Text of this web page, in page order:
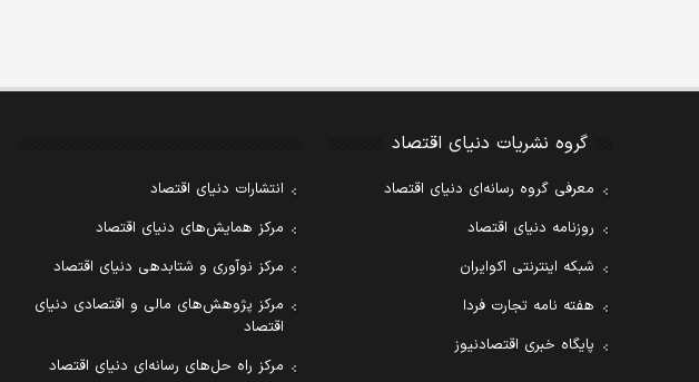
گروه نشریات دنیای اقتصاد
معرفی گروه رسانه‌ای دنیای اقتصاد
روزنامه دنیای اقتصاد
شبکه اینترنتی اکوایران
هفته نامه تجارت فردا
پایگاه خبری اقتصادنیوز
انتشارات دنیای اقتصاد
مرکز همایش‌های دنیای اقتصاد
مرکز نوآوری و شتابدهی دنیای اقتصاد
مرکز پژوهش‌های مالی و اقتصادی دنیای
اقتصاد
مرکز راه حل‌های رسانه‌ای دنیای اقتصاد